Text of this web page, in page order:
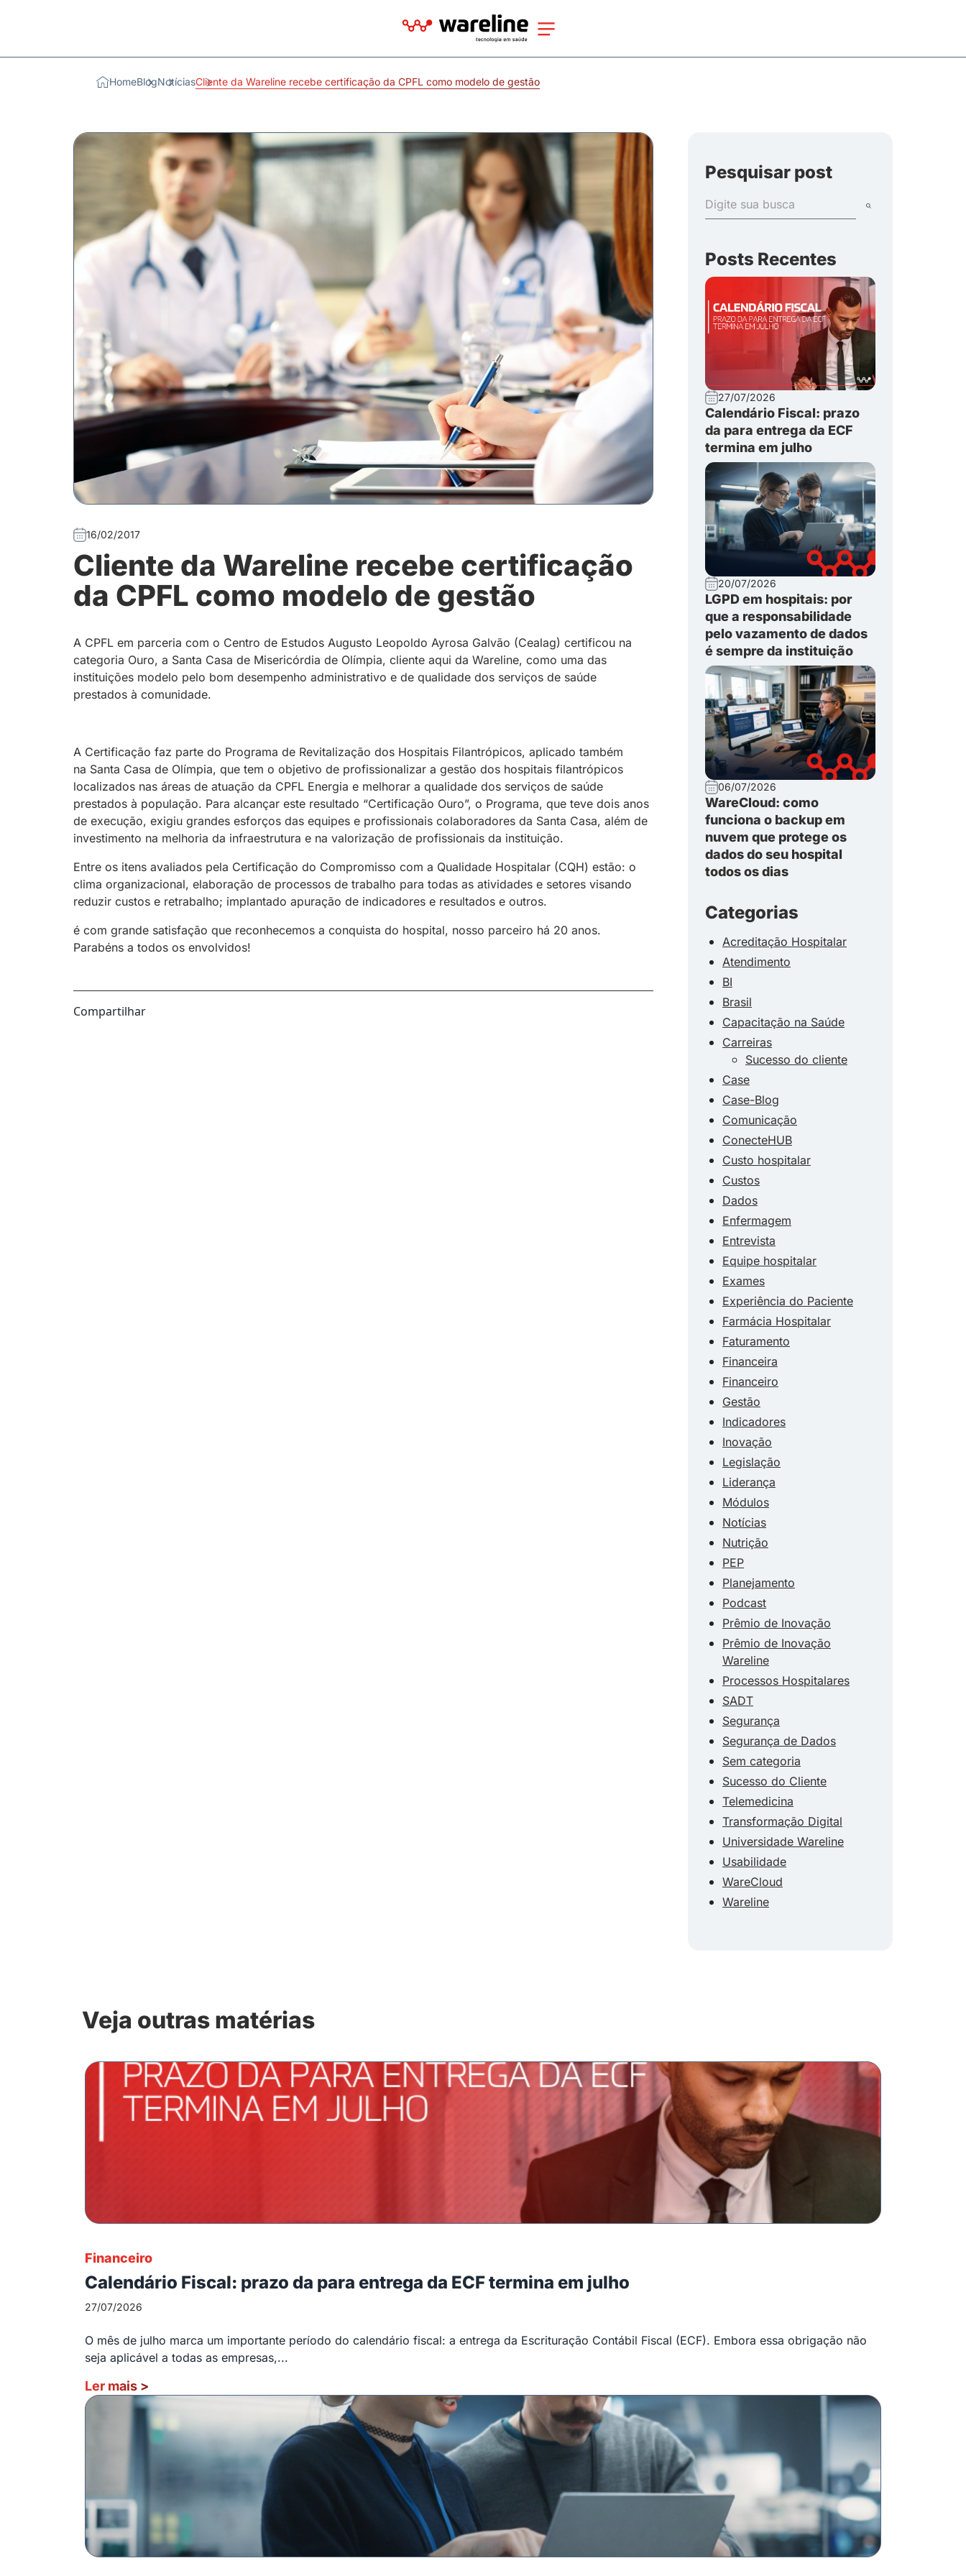
HomeBlogNotíciasCliente da Wareline recebe certificação da CPFL como modelo de gestão
16/02/2017
Cliente da Wareline recebe certificação
da CPFL como modelo de gestão
A CPFL em parceria com o Centro de Estudos Augusto Leopoldo Ayrosa Galvão (Cealag) certificou na
categoria Ouro, a Santa Casa de Misericórdia de Olímpia, cliente aqui da Wareline, como uma das
instituições modelo pelo bom desempenho administrativo e de qualidade dos serviços de saúde
prestados à comunidade.
A Certificação faz parte do Programa de Revitalização dos Hospitais Filantrópicos, aplicado também
na Santa Casa de Olímpia, que tem o objetivo de profissionalizar a gestão dos hospitais filantrópicos
localizados nas áreas de atuação da CPFL Energia e melhorar a qualidade dos serviços de saúde
prestados à população. Para alcançar este resultado “Certificação Ouro”, o Programa, que teve dois anos
de execução, exigiu grandes esforços das equipes e profissionais colaboradores da Santa Casa, além de
investimento na melhoria da infraestrutura e na valorização de profissionais da instituição.
Entre os itens avaliados pela Certificação do Compromisso com a Qualidade Hospitalar (CQH) estão: o
clima organizacional, elaboração de processos de trabalho para todas as atividades e setores visando
reduzir custos e retrabalho; implantado apuração de indicadores e resultados e outros.
é com grande satisfação que reconhecemos a conquista do hospital, nosso parceiro há 20 anos.
Parabéns a todos os envolvidos!
Compartilhar
Pesquisar post
Posts Recentes
27/07/2026
Calendário Fiscal: prazo
da para entrega da ECF
termina em julho
20/07/2026
LGPD em hospitais: por
que a responsabilidade
pelo vazamento de dados
é sempre da instituição
06/07/2026
WareCloud: como
funciona o backup em
nuvem que protege os
dados do seu hospital
todos os dias
Categorias
Acreditação Hospitalar
Atendimento
BI
Brasil
Capacitação na Saúde
Carreiras
Sucesso do cliente
Case
Case-Blog
Comunicação
ConecteHUB
Custo hospitalar
Custos
Dados
Enfermagem
Entrevista
Equipe hospitalar
Exames
Experiência do Paciente
Farmácia Hospitalar
Faturamento
Financeira
Financeiro
Gestão
Indicadores
Inovação
Legislação
Liderança
Módulos
Notícias
Nutrição
PEP
Planejamento
Podcast
Prêmio de Inovação
Prêmio de Inovação
Wareline
Processos Hospitalares
SADT
Segurança
Segurança de Dados
Sem categoria
Sucesso do Cliente
Telemedicina
Transformação Digital
Universidade Wareline
Usabilidade
WareCloud
Wareline
Veja outras matérias
Financeiro
Calendário Fiscal: prazo da para entrega da ECF termina em julho
27/07/2026
O mês de julho marca um importante período do calendário fiscal: a entrega da Escrituração Contábil Fiscal (ECF). Embora essa obrigação não
seja aplicável a todas as empresas,...
Ler mais >